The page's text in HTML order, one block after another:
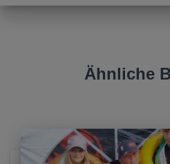
Ähnliche